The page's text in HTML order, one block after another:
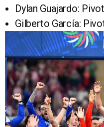
Dylan Guajardo:
Gilberto García: